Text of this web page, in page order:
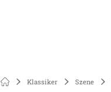
Klassiker Szene